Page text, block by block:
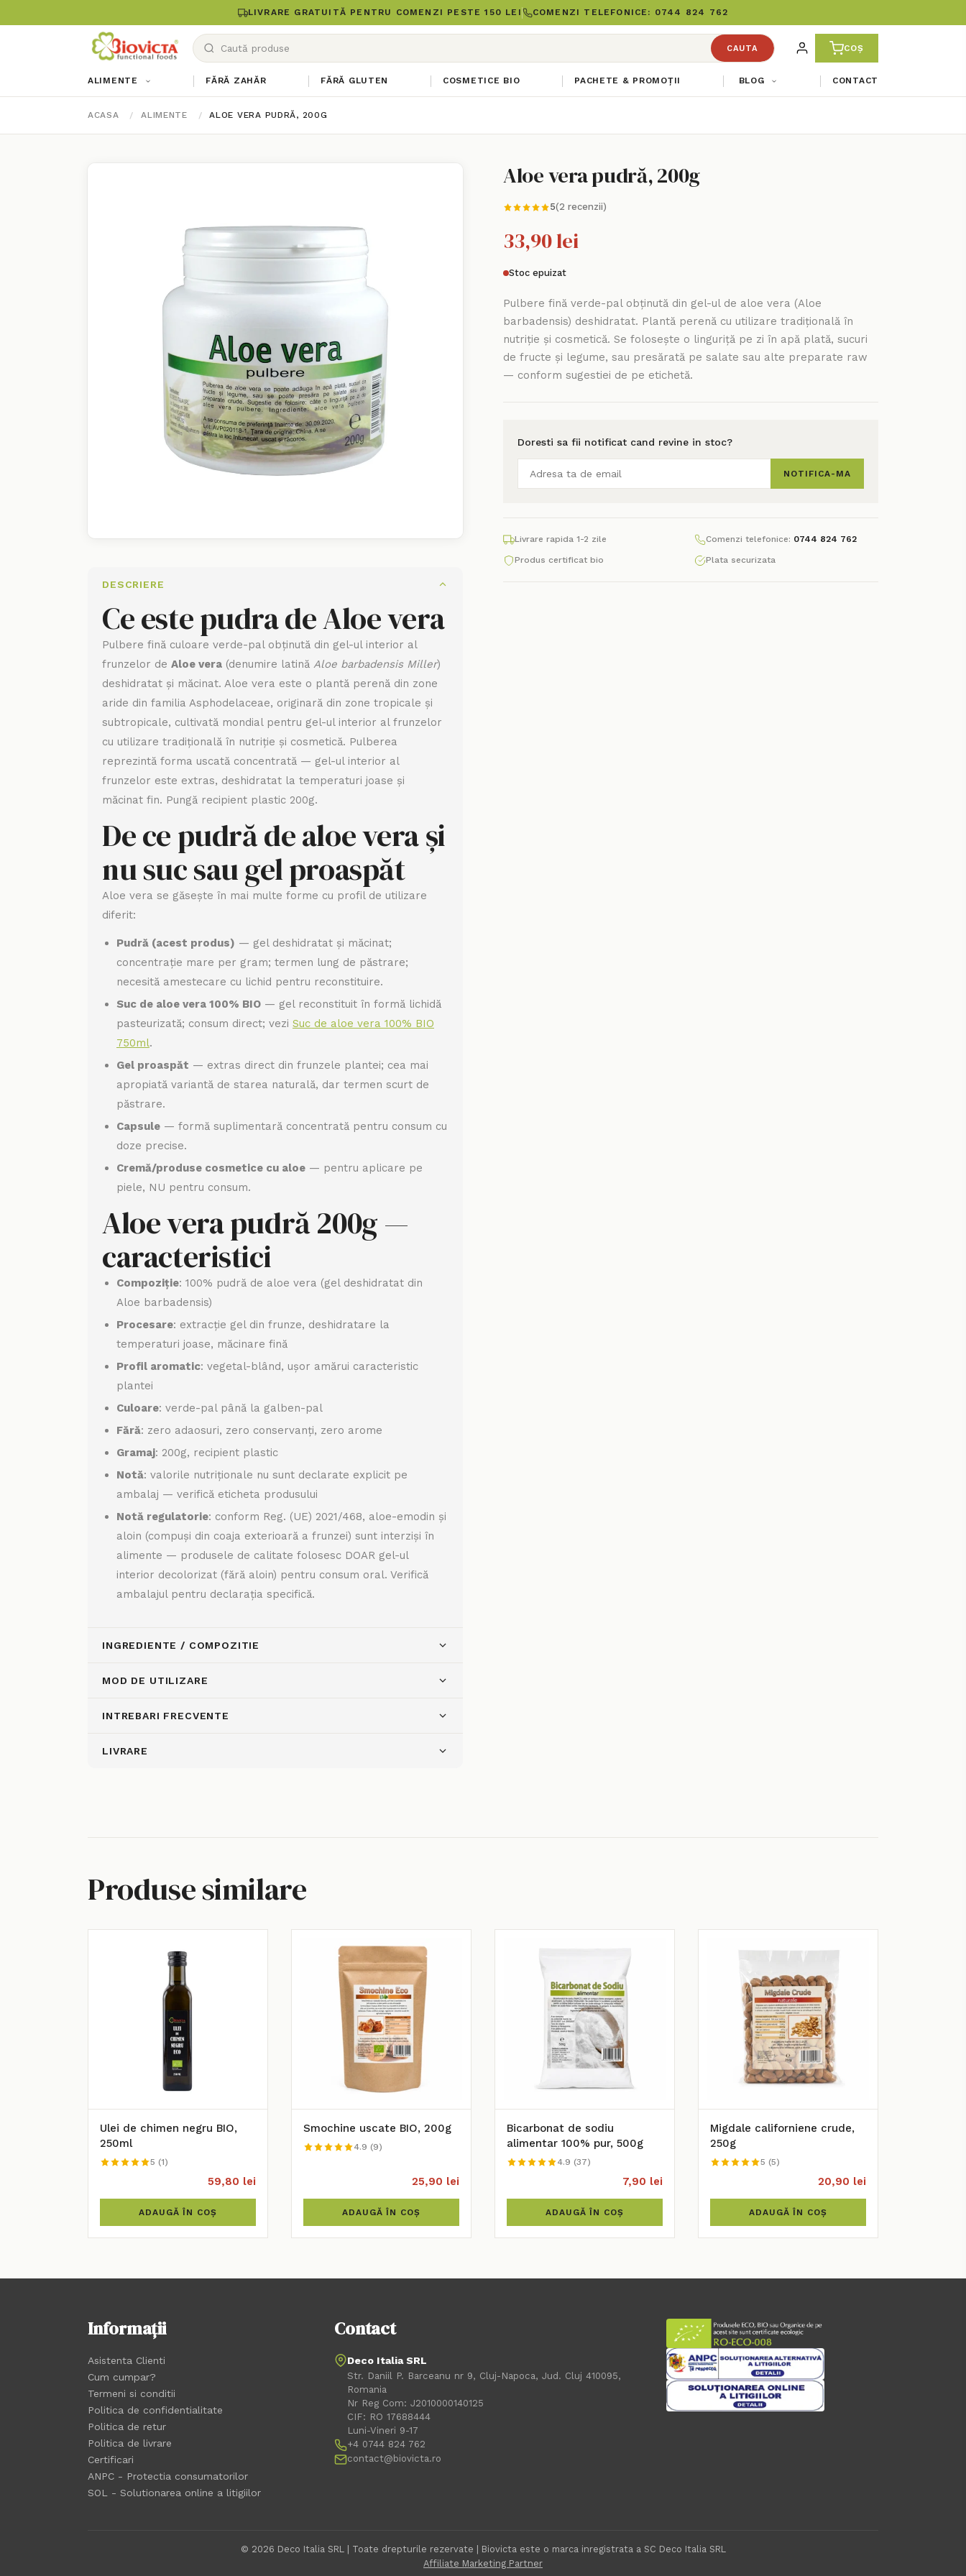
LIVRARE GRATUITĂ PENTRU COMENZI PESTE 150 LEI COMENZI TELEFONICE: 0744 824 762
CAUTA COȘ
ALIMENTE FĂRĂ ZAHĂR FĂRĂ GLUTEN COSMETICE BIO PACHETE & PROMOȚII BLOG CONTACT
ACASA ALIMENTE ALOE VERA PUDRĂ, 200G
Aloe vera pudră, 200g
5(2 recenzii)
33,90 lei
Stoc epuizat
Pulbere fină verde-pal obținută din gel-ul de aloe vera (Aloe
barbadensis) deshidratat. Plantă perenă cu utilizare tradițională în
nutriție și cosmetică. Se folosește o linguriță pe zi în apă plată, sucuri
de fructe și legume, sau presărată pe salate sau alte preparate raw
— conform sugestiei de pe etichetă.
Doresti sa fii notificat cand revine in stoc?
NOTIFICA-MA
Livrare rapida 1-2 zile Comenzi telefonice: 0744 824 762
Produs certificat bio Plata securizata
DESCRIERE
Ce este pudra de Aloe vera
Pulbere fină culoare verde-pal obținută din gel-ul interior al
frunzelor de Aloe vera (denumire latină Aloe barbadensis Miller)
deshidratat și măcinat. Aloe vera este o plantă perenă din zone
aride din familia Asphodelaceae, originară din zone tropicale și
subtropicale, cultivată mondial pentru gel-ul interior al frunzelor
cu utilizare tradițională în nutriție și cosmetică. Pulberea
reprezintă forma uscată concentrată — gel-ul interior al
frunzelor este extras, deshidratat la temperaturi joase și
măcinat fin. Pungă recipient plastic 200g.
De ce pudră de aloe vera și
nu suc sau gel proaspăt
Aloe vera se găsește în mai multe forme cu profil de utilizare
diferit:
Pudră (acest produs) — gel deshidratat și măcinat;
concentrație mare per gram; termen lung de păstrare;
necesită amestecare cu lichid pentru reconstituire.
Suc de aloe vera 100% BIO — gel reconstituit în formă lichidă
pasteurizată; consum direct; vezi Suc de aloe vera 100% BIO
750ml.
Gel proaspăt — extras direct din frunzele plantei; cea mai
apropiată variantă de starea naturală, dar termen scurt de
păstrare.
Capsule — formă suplimentară concentrată pentru consum cu
doze precise.
Cremă/produse cosmetice cu aloe — pentru aplicare pe
piele, NU pentru consum.
Aloe vera pudră 200g —
caracteristici
Compoziție: 100% pudră de aloe vera (gel deshidratat din
Aloe barbadensis)
Procesare: extracție gel din frunze, deshidratare la
temperaturi joase, măcinare fină
Profil aromatic: vegetal-blând, ușor amărui caracteristic
plantei
Culoare: verde-pal până la galben-pal
Fără: zero adaosuri, zero conservanți, zero arome
Gramaj: 200g, recipient plastic
Notă: valorile nutriționale nu sunt declarate explicit pe
ambalaj — verifică eticheta produsului
Notă regulatorie: conform Reg. (UE) 2021/468, aloe-emodin și
aloin (compuși din coaja exterioară a frunzei) sunt interziși în
alimente — produsele de calitate folosesc DOAR gel-ul
interior decolorizat (fără aloin) pentru consum oral. Verifică
ambalajul pentru declarația specifică.
INGREDIENTE / COMPOZITIE
MOD DE UTILIZARE
INTREBARI FRECVENTE
LIVRARE
Produse similare
Ulei de chimen negru BIO,
250ml
5 (1)
59,80 lei
ADAUGĂ ÎN COȘ
Smochine uscate BIO, 200g
4.9 (9)
25,90 lei
ADAUGĂ ÎN COȘ
Bicarbonat de sodiu
alimentar 100% pur, 500g
4.9 (37)
7,90 lei
ADAUGĂ ÎN COȘ
Migdale californiene crude,
250g
5 (5)
20,90 lei
ADAUGĂ ÎN COȘ
Informații
Asistenta Clienti
Cum cumpar?
Termeni si conditii
Politica de confidentialitate
Politica de retur
Politica de livrare
Certificari
ANPC - Protectia consumatorilor
SOL - Solutionarea online a litigiilor
Contact
Deco Italia SRL
Str. Daniil P. Barceanu nr 9, Cluj-Napoca, Jud. Cluj 410095,
Romania
Nr Reg Com: J2010000140125
CIF: RO 17688444
Luni-Vineri 9-17
+4 0744 824 762
contact@biovicta.ro
© 2026 Deco Italia SRL | Toate drepturile rezervate | Biovicta este o marca inregistrata a SC Deco Italia SRL
Affiliate Marketing Partner